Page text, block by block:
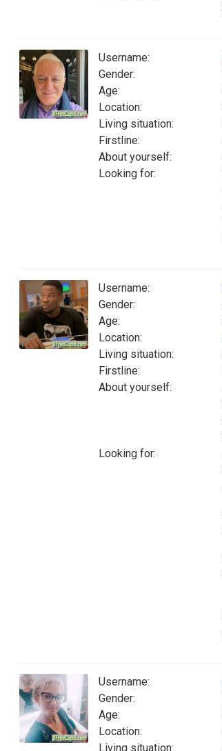
Username:
Gender:
Age:
Location:
Living situation:
Firstline:
About yourself:
Looking for:
Username:
Gender:
Age:
Location:
Living situation:
Firstline:
About yourself:
Looking for:
Username:
Gender:
Age:
Location:
Living situation: